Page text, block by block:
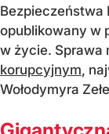
Bezpieczeństwa
opublikowany w
w życie. Sprawa
korupcyjnym,
Wołodymyra